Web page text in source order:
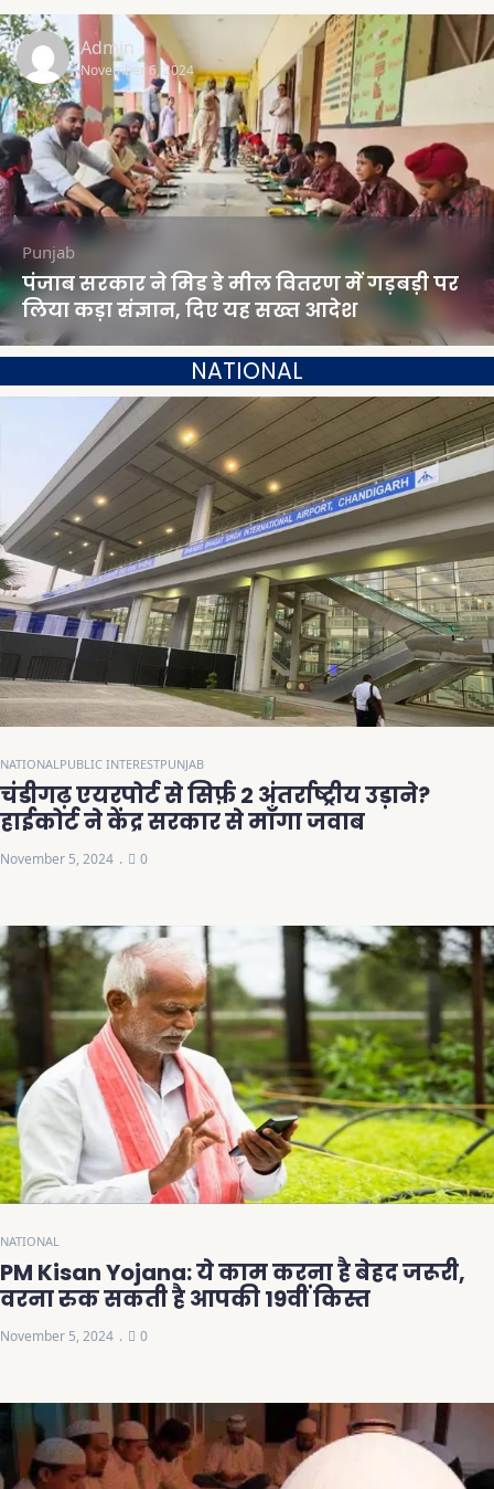
Admin
November 6, 2024
Punjab
पंजाब सरकार ने मिड डे मील वितरण में गड़बड़ी पर
लिया कड़ा संज्ञान, दिए यह सख्त आदेश
NATIONAL
NATIONAL PUBLIC INTERESTPUNJAB
चंडीगढ़ एयरपोर्ट से सिर्फ़ 2 अंतर्राष्ट्रीय उड़ाने?
हाईकोर्ट ने केंद्र सरकार से माँगा जवाब
November 5, 2024 0
NATIONAL
PM Kisan Yojana: ये काम करना है बेहद जरूरी,
वरना रुक सकती है आपकी 19वीं किस्त
November 5, 2024 0